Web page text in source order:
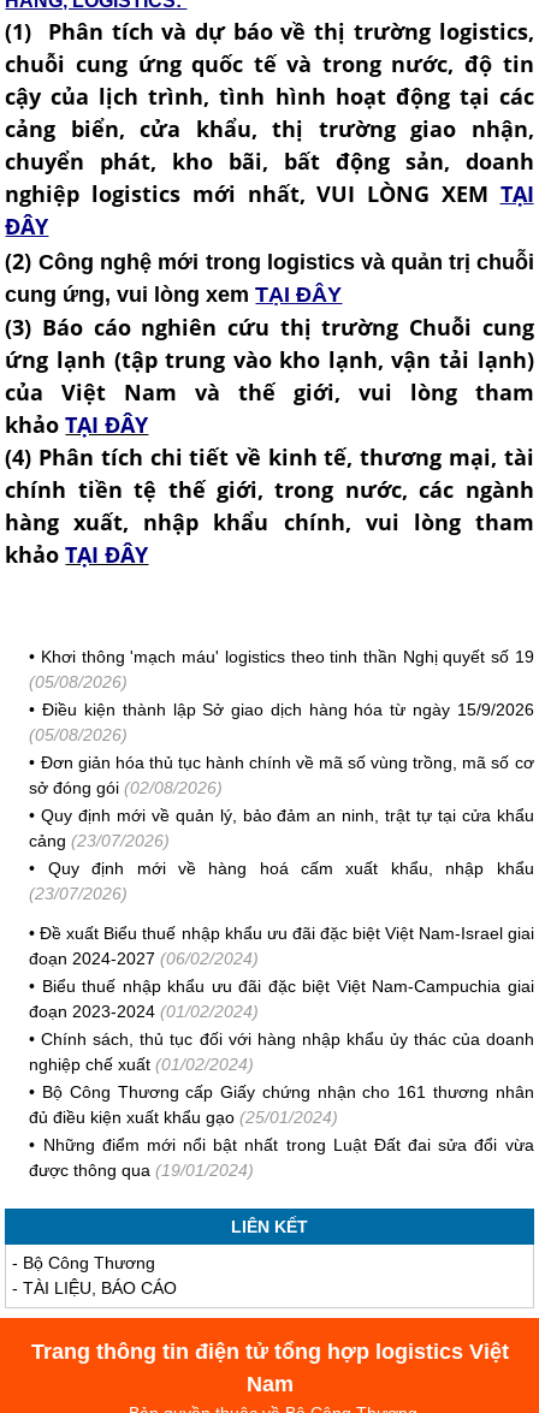
(1) Phân tích và dự báo về thị trường logistics,
chuỗi cung ứng quốc tế và trong nước, độ tin
cậy của lịch trình, tình hình hoạt động tại các
cảng biển, cửa khẩu, thị trường giao nhận,
chuyển phát, kho bãi, bất động sản, doanh
nghiệp logistics mới nhất, VUI LÒNG XEM TẠI
ĐÂY
(2) Công nghệ mới trong logistics và quản trị chuỗi
cung ứng, vui lòng xemTẠI ĐÂY
(3) Báo cáo nghiên cứu thị trường Chuỗi cung
ứng lạnh (tập trung vào kho lạnh, vận tải lạnh)
của Việt Nam và thế giới, vui lòng tham
khảoTẠI ĐÂY
(4) Phân tích chi tiết về kinh tế, thương mại, tài
chính tiền tệ thế giới, trong nước, các ngành
hàng xuất, nhập khẩu chính, vui lòng tham
khảoTẠI ĐÂY
• Khơi thông 'mạch máu' logistics theo tinh thần Nghị quyết số 19
(05/08/2026)
•Điều kiện thành lập Sở giao dịch hàng hóa từ ngày 15/9/2026
(05/08/2026)
• Đơn giản hóa thủ tục hành chính về mã số vùng trồng, mã số cơ
sở đóng gói (02/08/2026)
•Quy định mới về quản lý, bảo đảm an ninh, trật tự tại cửa khẩu
cảng (23/07/2026)
• Quy định mới về hàng hoá cấm xuất khẩu, nhập khẩu
(23/07/2026)
•Đề xuất Biểu thuế nhập khẩu ưu đãi đặc biệt Việt Nam-Israel giai
đoạn 2024-2027 (06/02/2024)
• Biểu thuế nhập khẩu ưu đãi đặc biệt Việt Nam-Campuchia giai
đoạn 2023-2024 (01/02/2024)
•Chính sách, thủ tục đối với hàng nhập khẩu ủy thác của doanh
nghiệp chế xuất (01/02/2024)
• Bộ Công Thương cấp Giấy chứng nhận cho 161 thương nhân
đủ điều kiện xuất khẩu gạo (25/01/2024)
• Những điểm mới nổi bật nhất trong Luật Đất đai sửa đổi vừa
được thông qua (19/01/2024)
LIÊN KẾT
- Bộ Công Thương
-TÀI LIỆU, BÁO CÁO
Trang thông tin điện tử tổng hợp logistics Việt
Nam